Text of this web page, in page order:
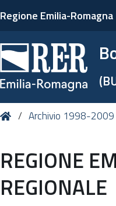
Regione Emilia-Romagna
Tu HomeArchivio 1998-2009
REGIONE
REGIONALE